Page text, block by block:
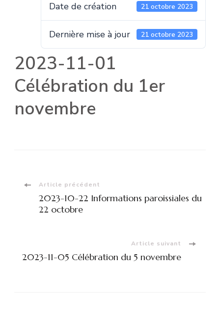
Date de création 21 octobre 2023
Dernière mise à jour 21 octobre 2023
2023-11-01
Célébration du 1er
novembre
Navigation
d'article
Article précédent
2023-10-22 Informations paroissiales du
22 octobre
Article suivant
2023-11-05 Célébration du 5 novembre